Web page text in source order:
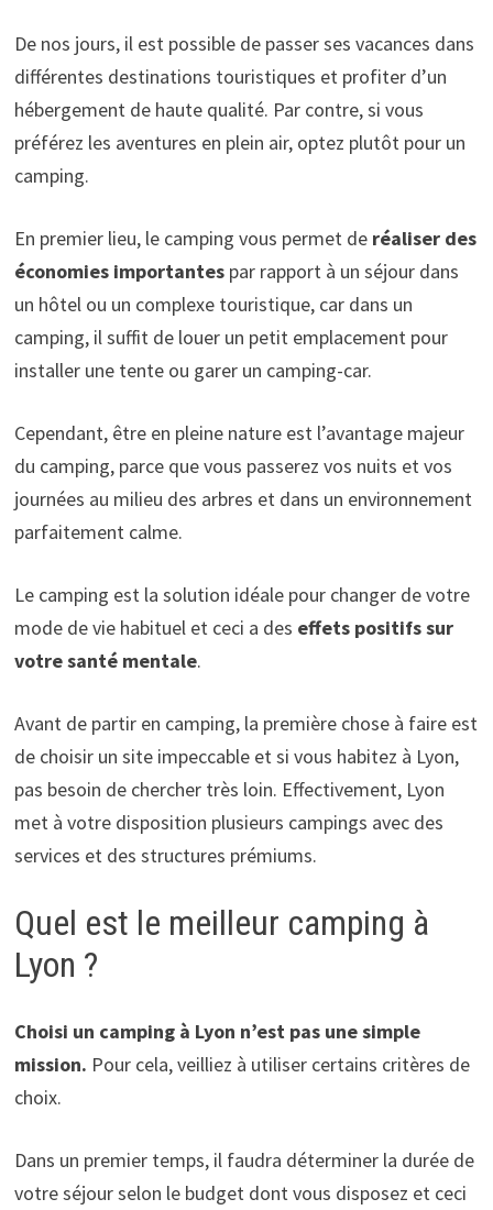
De nos jours, il est possible de passer ses vacances dans
différentes destinations touristiques et profiter d’un
hébergement de haute qualité. Par contre, si vous
préférez les aventures en plein air, optez plutôt pour un
camping.
En premier lieu, le camping vous permet de réaliser des
économies importantes par rapport à un séjour dans
un hôtel ou un complexe touristique, car dans un
camping, il suffit de louer un petit emplacement pour
installer une tente ou garer un camping-car.
Cependant, être en pleine nature est l’avantage majeur
du camping, parce que vous passerez vos nuits et vos
journées au milieu des arbres et dans un environnement
parfaitement calme.
Le camping est la solution idéale pour changer de votre
mode de vie habituel et ceci a des effets positifs sur
votre santé mentale.
Avant de partir en camping, la première chose à faire est
de choisir un site impeccable et si vous habitez à Lyon,
pas besoin de chercher très loin. Effectivement, Lyon
met à votre disposition plusieurs campings avec des
services et des structures prémiums.
Quel est le meilleur camping à
Lyon ?
Choisi un camping à Lyon n’est pas une simple
mission. Pour cela, veilliez à utiliser certains critères de
choix.
Dans un premier temps, il faudra déterminer la durée de
votre séjour selon le budget dont vous disposez et ceci